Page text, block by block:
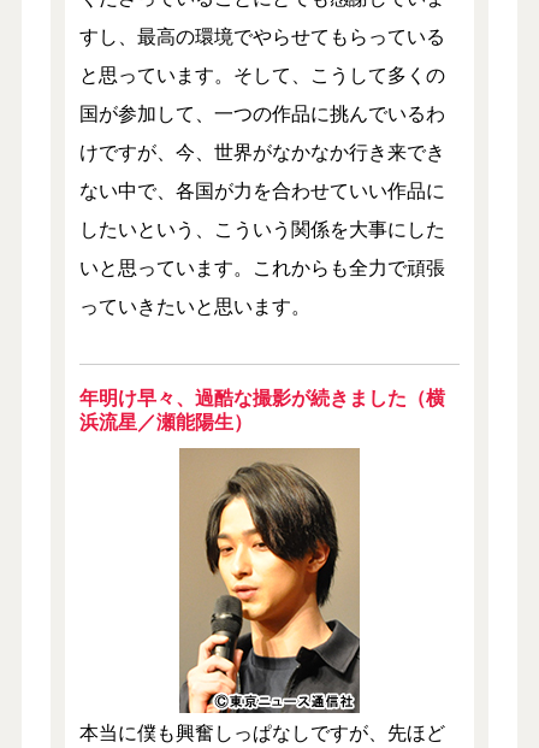
すし、最高の環境でやらせてもらっている
と思っています。そして、こうして多くの
国が参加して、一つの作品に挑んでいるわ
けですが、今、世界がなかなか行き来でき
ない中で、各国が力を合わせていい作品に
したいという、こういう関係を大事にした
いと思っています。これからも全力で頑張
っていきたいと思います。
年明け早々、過酷な撮影が続きました（横
浜流星／瀬能陽生）
本当に僕も興奮しっぱなしですが、先ほど